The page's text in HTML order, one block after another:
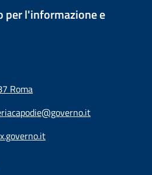
per l'informazione e
Roma